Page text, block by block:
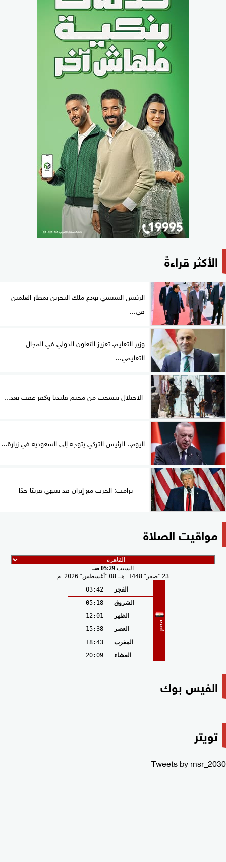
الأكثر قراءةً
الرئيس السيسي يودع ملك البحرين بمطار العلمين
في...
وزير التعليم: تعزيز التعاون الدولي في المجال
التعليمي...
الاحتلال ينسحب من مخيم قلنديا وكفر عقب بعد...
اليوم.. الرئيس التركي يتوجه إلى السعودية في زيارة...
ترامب: الحرب مع إيران قد تنتهي قريبًا جدًا
مواقيت الصلاة
السبت 05:29 صـ
23
صفر 1448 هـ 08 أغسطس 2026 م
مصر
الفجر
03:42
الشروق
05:18
الظهر
12:01
العصر
15:38
المغرب
18:43
العشاء
20:09
الفيس بوك
تويتر
Tweets by msr_2030